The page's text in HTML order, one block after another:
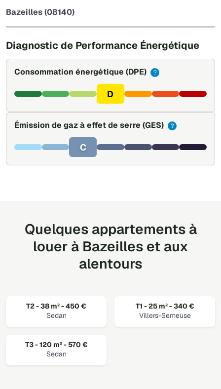
Bazeilles (08140)
Diagnostic de Performance Énergétique
Consommation énergétique (DPE) ?
D
Émission de gaz à effet de serre (GES) ?
C
Quelques appartements à
louer à Bazeilles et aux
alentours
T2 - 38 m² - 450 €
Sedan
T1 - 25 m² - 340 €
Villers-Semeuse
T3 - 120 m² - 570 €
Sedan